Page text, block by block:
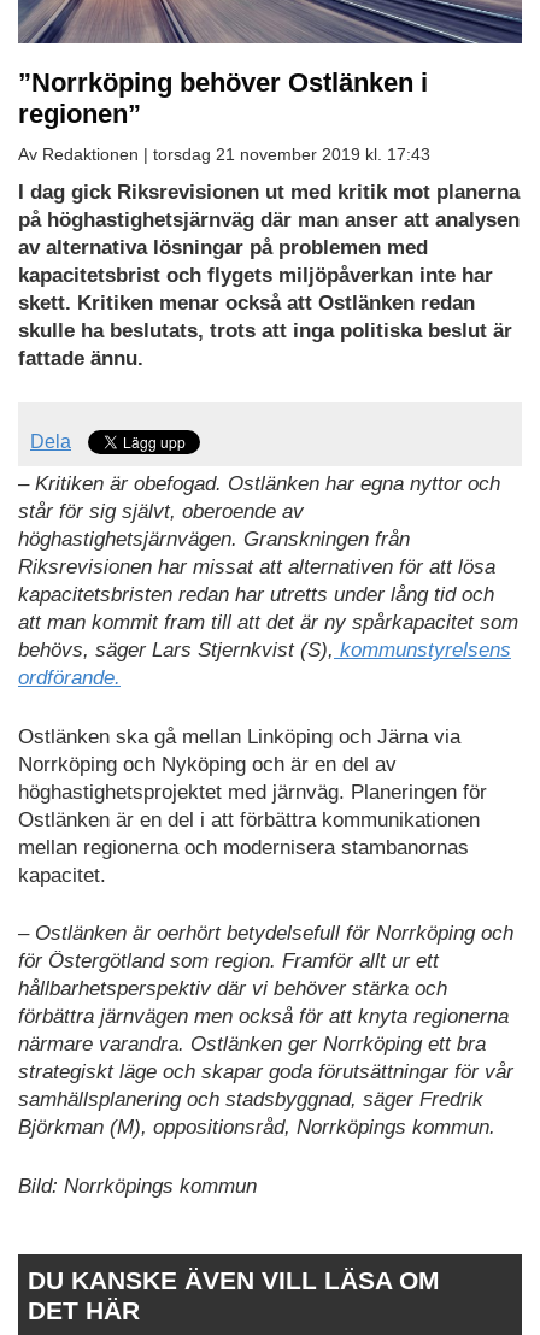
”Norrköping behöver Ostlänken i
regionen”
Av Redaktionen | torsdag 21 november 2019 kl. 17:43
I dag gick Riksrevisionen ut med kritik mot planerna
på höghastighetsjärnväg där man anser att analysen
av alternativa lösningar på problemen med
kapacitetsbrist och flygets miljöpåverkan inte har
skett. Kritiken menar också att Ostlänken redan
skulle ha beslutats, trots att inga politiska beslut är
fattade ännu.
Dela
– Kritiken är obefogad. Ostlänken har egna nyttor och
står för sig självt, oberoende av
höghastighetsjärnvägen. Granskningen från
Riksrevisionen har missat att alternativen för att lösa
kapacitetsbristen redan har utretts under lång tid och
att man kommit fram till att det är ny spårkapacitet som
behövs, säger Lars Stjernkvist (S), kommunstyrelsens
ordförande.
Ostlänken ska gå mellan Linköping och Järna via
Norrköping och Nyköping och är en del av
höghastighetsprojektet med järnväg. Planeringen för
Ostlänken är en del i att förbättra kommunikationen
mellan regionerna och modernisera stambanornas
kapacitet.
– Ostlänken är oerhört betydelsefull för Norrköping och
för Östergötland som region. Framför allt ur ett
hållbarhetsperspektiv där vi behöver stärka och
förbättra järnvägen men också för att knyta regionerna
närmare varandra. Ostlänken ger Norrköping ett bra
strategiskt läge och skapar goda förutsättningar för vår
samhällsplanering och stadsbyggnad, säger Fredrik
Björkman (M), oppositionsråd, Norrköpings kommun.
Bild: Norrköpings kommun
DU KANSKE ÄVEN VILL LÄSA OM
DET HÄR